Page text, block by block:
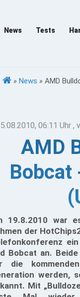
News Tests
» News » AMD
06:11 Uhr ,
AMD
Bobcat
19.8.2010 war
der
Bobcat an.
die
werden,
Mit